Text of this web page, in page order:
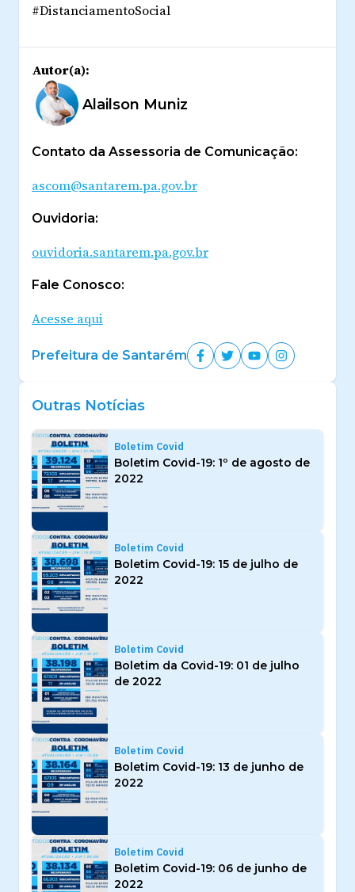
#DistanciamentoSocial
Autor(a):
Alailson Muniz
Contato da Assessoria de Comunicação:
ascom@santarem.pa.gov.br
Ouvidoria:
ouvidoria.santarem.pa.gov.br
Fale Conosco:
Acesse aqui
Prefeitura de Santarém
Outras Notícias
Boletim Covid
Boletim Covid-19: 1º de agosto de
2022
Boletim Covid
Boletim Covid-19: 15 de julho de
2022
Boletim Covid
Boletim da Covid-19: 01 de julho
de 2022
Boletim Covid
Boletim Covid-19: 13 de junho de
2022
Boletim Covid
Boletim Covid-19: 06 de junho de
2022